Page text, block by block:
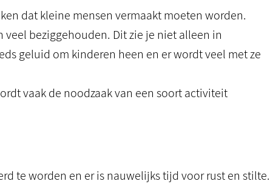
dat kleine mensen vermaakt moeten worden.
beziggehouden. Dit zie je niet alleen in
geluid om kinderen heen en er wordt veel met ze
vaak de noodzaak van een soort activiteit
te worden en er is nauwelijks tijd voor rust en stilte.